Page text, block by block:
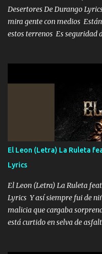
Desertores De Durango
mira gente con medios
estos terrenos Es seguridad
ni tampoco las mujeres
que estar alegres doy las
Música Si es que salta
ahí está el Hombre
cualquier problema no más
FALTA UN HERMANO DE
HOMBRE VALIENTE POR
VIO POR LA FAMILIA PARA
los HERMANOS un cerebro
El Leon (Letra) La Ruleta
Lyrics
El Leon (Letra) La Ruleta
Lyrics Y así siempre fui de
malicia que cargaba
está curtido en selva de